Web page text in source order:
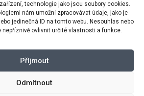
technologie jako jsou soubory cookies.
nám umožní zpracovávat údaje, jako je
jedinečná ID na tomto webu. Nesouhlas nebo
ovlivnit určité vlastnosti a funkce.
Příjmout
Odmítnout
PO/ST/PÁ